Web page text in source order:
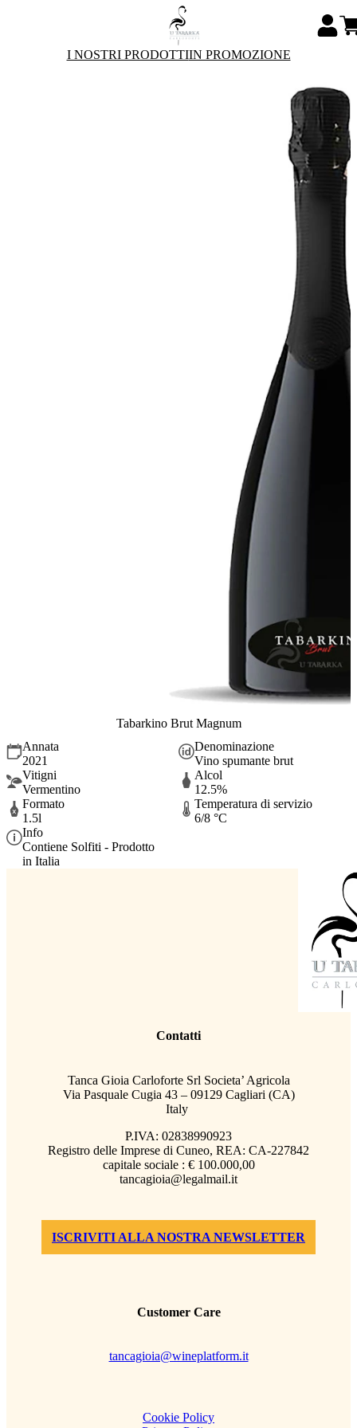
I NOSTRI PRODOTTIIN PROMOZIONE
Tabarkino Brut Magnum
Annata
2021
Denominazione
Vino spumante brut
Vitigni
Vermentino
Alcol
12.5%
Formato
1.5l
Temperatura di servizio
6/8 °C
Info
Contiene Solfiti - Prodotto
in Italia
Contatti
Tanca Gioia Carloforte Srl Societa’ Agricola
Via Pasquale Cugia 43 – 09129 Cagliari (CA)
Italy
P.IVA: 02838990923
Registro delle Imprese di Cuneo, REA: CA-227842
capitale sociale : € 100.000,00
tancagioia@legalmail.it
ISCRIVITI ALLA NOSTRA NEWSLETTER
Customer Care
tancagioia@wineplatform.it
Cookie Policy